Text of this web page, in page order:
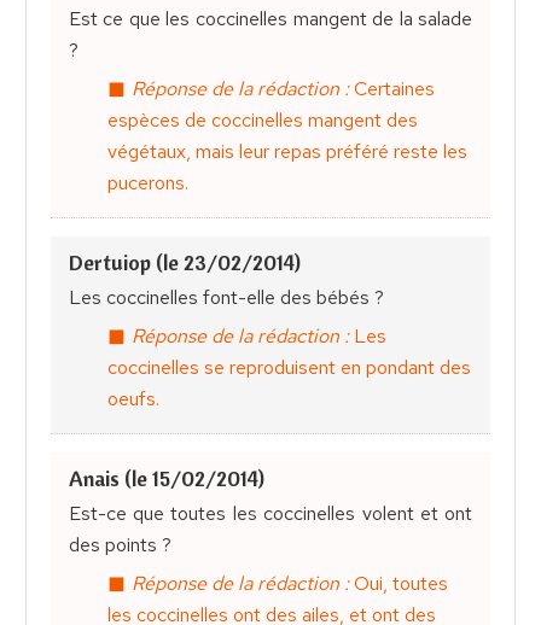
Est ce que les coccinelles mangent de la salade
?
Réponse de la rédaction :Certaines
espèces de coccinelles mangent des
végétaux, mais leur repas préféré reste les
pucerons.
Dertuiop (le 23/02/2014)
Les coccinelles font-elle des bébés ?
Réponse de la rédaction :Les
coccinelles se reproduisent en pondant des
oeufs.
Anais (le 15/02/2014)
Est-ce que toutes les coccinelles volent et ont
des points ?
Réponse de la rédaction :Oui, toutes
les coccinelles ont des ailes, et ont des